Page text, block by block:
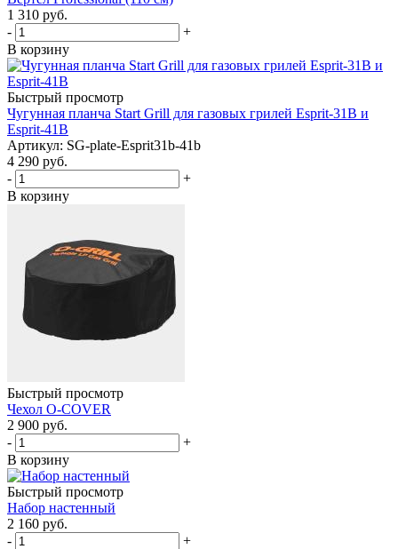
1 310 руб.
-
+
В корзину
Быстрый просмотр
Чугунная планча Start Grill для газовых грилей Esprit-31B и
Esprit-41B
Артикул: SG-plate-Esprit31b-41b
4 290 руб.
-
+
В корзину
Быстрый просмотр
Чехол O-COVER
2 900 руб.
-
+
В корзину
Быстрый просмотр
Набор настенный
2 160 руб.
-
+